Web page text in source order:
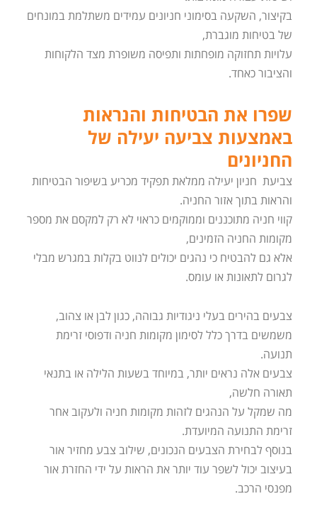
בקיצור, השקעה בסימוני חניונים עמידים משתלמת במונחים
של בטיחות מוגברת,
עלויות תחזוקה מופחתות ותפיסה משופרת מצד הלקוחות
והציבור כאחד.
שפרו את הבטיחות והנראות
באמצעות צביעה יעילה של
החניונים
צביעת חניון יעילה ממלאת תפקיד מכריע בשיפור הבטיחות
והראות בתוך אזור החניה.
קווי חניה מתוכננים וממוקמים כראוי לא רק למקסם את מספר
מקומות החניה הזמינים,
אלא גם להבטיח כי נהגים יכולים לנווט בקלות במגרש מבלי
לגרום לתאונות או עומס.
צבעים בהירים בעלי ניגודיות גבוהה, כגון לבן או צהוב,
משמשים בדרך כלל לסימון מקומות חניה ודפוסי זרימת
תנועה.
צבעים אלה נראים יותר, במיוחד בשעות הלילה או בתנאי
תאורה חלשה,
מה שמקל על הנהגים לזהות מקומות חניה ולעקוב אחר
זרימת התנועה המיועדת.
בנוסף לבחירת הצבעים הנכונים, שילוב צבע מחזיר אור
בעיצוב יכול לשפר עוד יותר את הראות על ידי החזרת אור
מפנסי הרכב.